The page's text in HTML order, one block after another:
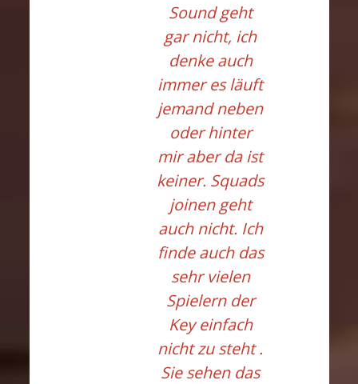
Sound geht
gar nicht, ich
denke auch
immer es läuft
jemand neben
oder hinter
mir aber da ist
keiner. Squads
joinen geht
auch nicht. Ich
finde auch das
sehr vielen
Spielern der
Key einfach
nicht zu steht .
Sie sehen das